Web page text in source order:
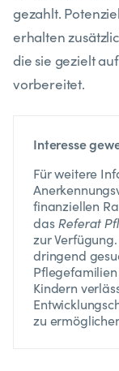
gezahlt.
erhalten
die sie gezielt
vorbereitet.
Interesse
Für weitere
finanziellen
dasReferat
zur
dringend
Kindern
zu